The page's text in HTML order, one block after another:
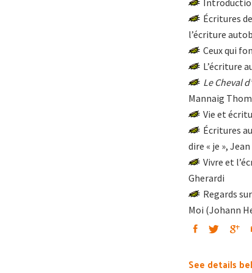
Écritures
l’écriture
Ceux qui
L’écriture
Le Cheval
Mannaig
Vie et
Écritures
dire « je »,
Vivre et
Gherardi
Regards
Moi (Johann
See details